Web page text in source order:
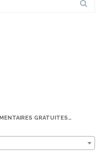
GRATUITES…